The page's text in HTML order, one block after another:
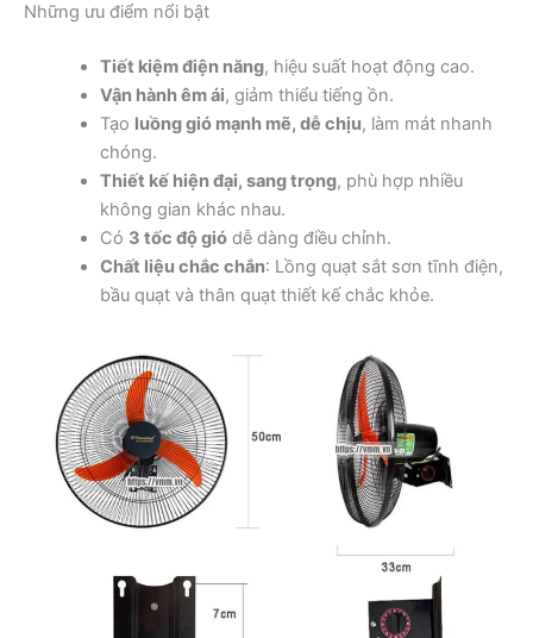
Những ưu điểm nổi bật
Tiết kiệm điện năng, hiệu suất hoạt động cao.
Vận hành êm ái, giảm thiểu tiếng ồn.
Tạo luồng gió mạnh mẽ, dễ chịu, làm mát nhanh
chóng.
Thiết kế hiện đại, sang trọng, phù hợp nhiều
không gian khác nhau.
Có 3 tốc độ giódễ dàng điều chỉnh.
Chất liệu chắc chắn: Lồng quạt sắt sơn tĩnh điện,
bầu quạt và thân quạt thiết kế chắc khỏe.